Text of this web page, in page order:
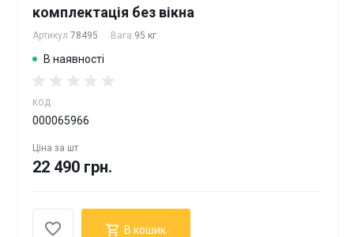
комплектація без вікна
Артикул 78495 Вага 95 кг
В наявності
КОД
000065966
Ціна за шт
22 490 грн.
В кошик